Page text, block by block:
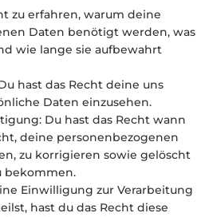
zu erfahren, warum deine
Daten benötigt werden, was
wie lange sie aufbewahrt
hast das Recht deine uns
Daten einzusehen.
Du hast das Recht wann
deine personenbezogenen
zu korrigieren sowie gelöscht
bekommen.
Einwilligung zur Verarbeitung
hast du das Recht diese